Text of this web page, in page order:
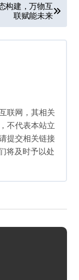
构建，万物互
联赋能未来
联网，其相关
不代表本站立
提交相关链接
将及时予以处